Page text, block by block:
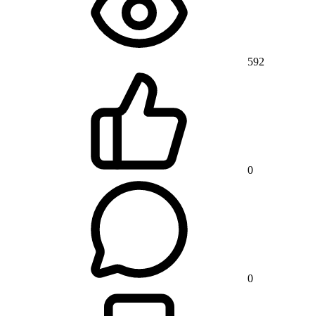
592
0
0